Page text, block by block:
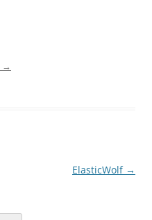
→
ElasticWolf →